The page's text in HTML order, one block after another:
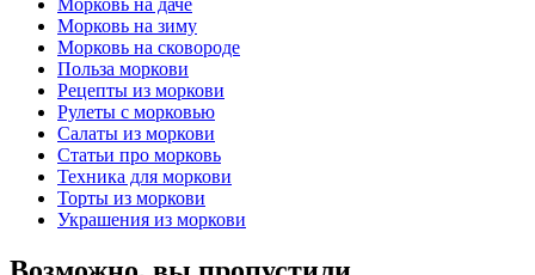
Морковь на зиму
Морковь на сковороде
Польза моркови
Рецепты из моркови
Рулеты с морковью
Салаты из моркови
Статьи про морковь
Техника для моркови
Торты из моркови
Украшения из моркови